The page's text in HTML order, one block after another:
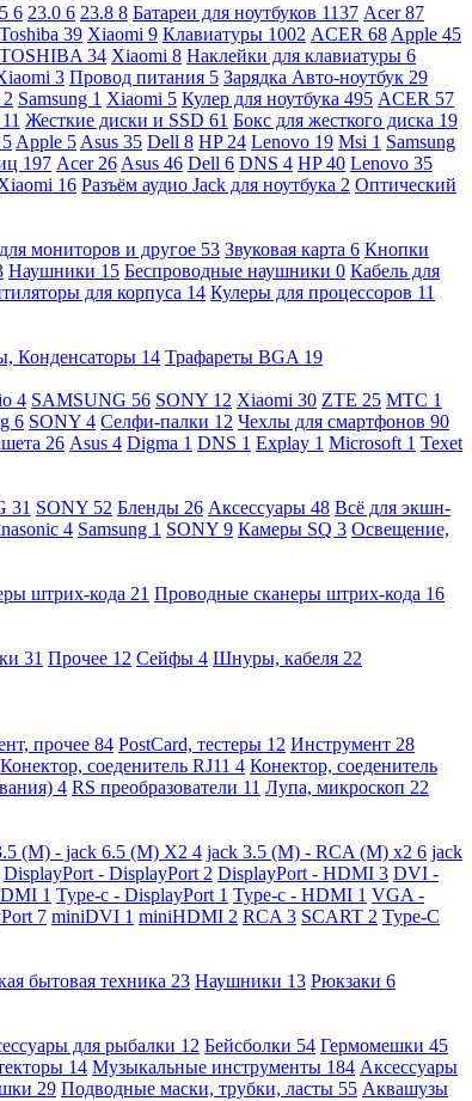
6 23.0 6 23.8 8 Батареи для ноутбуков 1137 Acer87
Toshiba 39 Xiaomi 9 Клавиатуры 1002 ACER 68 Apple 45
TOSHIBA 34 Xiaomi 8 Наклейки для клавиатуры 6
3 Провод питания 5 Зарядка Авто-ноутбук 29
2 Samsung 1 Xiaomi 5 Кулер для ноутбука 495 ACER 57
11 Жесткие диски и SSD 61 Бокс для жесткого диска 19
5 Apple 5 Asus 35 Dell 8 HP 24 Lenovo 19 Msi 1 Samsung
197 Acer 26 Asus 46 Dell 6 DNS 4 HP40 Lenovo 35
16 Разъём аудио Jack для ноутбука 2 Оптический
мониторов и другое 53 Звуковая карта 6 Кнопки
Наушники 15 Беспроводные наушники 0 Кабель для
для корпуса 14 Кулеры для процессоров 11
Конденсаторы 14 Трафареты BGA 19
4 SAMSUNG 56 SONY 12 Xiaomi 30 ZTE 25 МТС 1
6 SONY 4 Селфи-палки 12 Чехлы для смартфонов 90
26 Asus 4 Digma 1 DNS 1 Explay 1 Microsoft 1 Texet
31 SONY 52 Бленды 26 Аксессуары 48 Всё для экшн-
4 Samsung 1 SONY 9 Камеры SQ 3 Освещение,
штрих-кода 21 Проводные сканеры штрих-кода 16
31 Прочее 12 Сейфы 4 Шнуры, кабеля 22
прочее 84 PostCard, тестеры 12 Инструмент 28
Конектор, соеденитель RJ11 4 Конектор, соеденитель
4 RS преобразователи 11 Лупа, микроскоп 22
(M) - jack 6.5 (M) X2 4 jack 3.5 (M) - RCA (M) x2 6 jack
DisplayPort - DisplayPort 2 DisplayPort - HDMI 3 DVI -
1 Type-c - DisplayPort 1 Type-c - HDMI 1 VGA -
7 miniDVI 1 miniHDMI 2 RCA 3 SCART 2 Type-C
бытовая техника 23 Наушники 13 Рюкзаки 6
для рыбалки 12 Бейсболки 54 Гермомешки 45
14 Музыкальные инструменты 184 Аксессуары
29 Подводные маски, трубки, ласты 55 Аквашузы